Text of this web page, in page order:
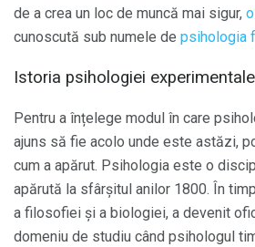
de a crea un loc de muncă mai sigur,
cunoscută sub numele de psihologia
Istoria psihologiei experimentale
Pentru a înțelege modul în care
ajuns să fie acolo unde este astăzi,
cum a apărut. Psihologia este o
apărută la sfârșitul anilor 1800. În
a filosofiei și a biologiei, a devenit
domeniu de studiu când psihologul